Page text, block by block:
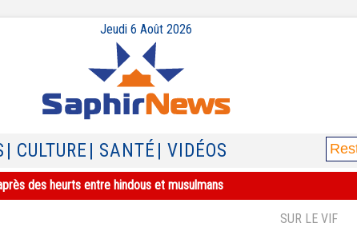
Jeudi 6 Août 2026
| CULTURE | SANTÉ | VIDÉOS
des heurts entre hindous et musulmans
SUR LE VIF